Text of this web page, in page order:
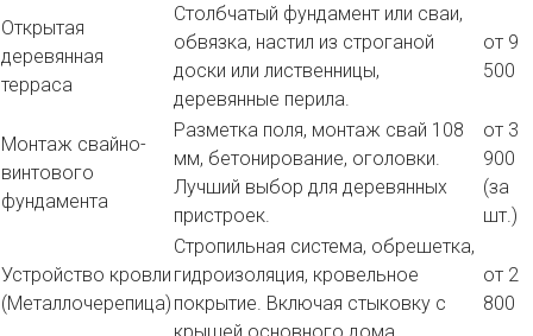
Открытая
деревянная
терраса
Столбчатый фундамент или сваи,
обвязка, настил из строганой
доски или лиственницы,
деревянные перила.
от 9
500
Монтаж свайно-
винтового
фундамента
Разметка поля, монтаж свай 108
мм, бетонирование, оголовки.
Лучший выбор для деревянных
пристроек.
от 3
900
(за
шт.)
Устройство кровли
(Металлочерепица)
Стропильная система, обрешетка,
гидроизоляция, кровельное
покрытие. Включая стыковку с
от 2
800